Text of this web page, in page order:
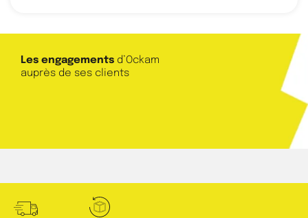
Les engagements d’Ockam
auprès de ses clients